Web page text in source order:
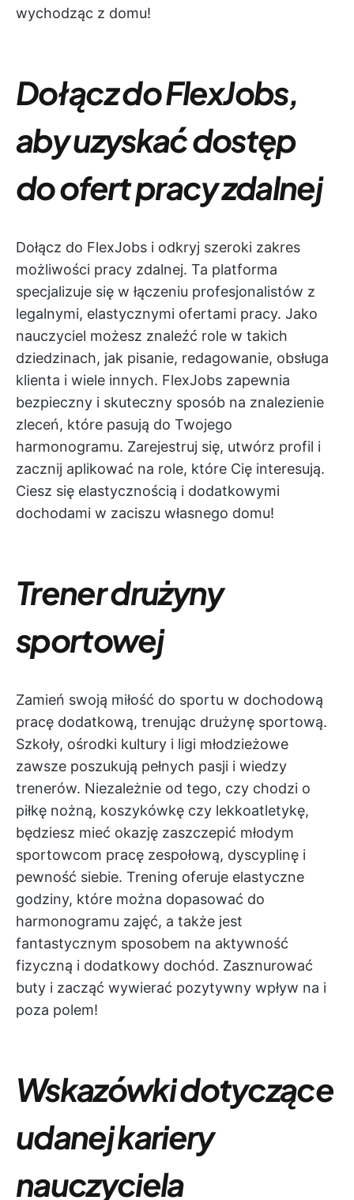
wychodząc z domu!
Dołącz do FlexJobs,
aby uzyskać dostęp
do ofert pracy zdalnej
Dołącz do FlexJobs i odkryj szeroki zakres
możliwości pracy zdalnej. Ta platforma
specjalizuje się w łączeniu profesjonalistów z
legalnymi, elastycznymi ofertami pracy. Jako
nauczyciel możesz znaleźć role w takich
dziedzinach, jak pisanie, redagowanie, obsługa
klienta i wiele innych. FlexJobs zapewnia
bezpieczny i skuteczny sposób na znalezienie
zleceń, które pasują do Twojego
harmonogramu. Zarejestruj się, utwórz profil i
zacznij aplikować na role, które Cię interesują.
Ciesz się elastycznością i dodatkowymi
dochodami w zaciszu własnego domu!
Trener drużyny
sportowej
Zamień swoją miłość do sportu w dochodową
pracę dodatkową, trenując drużynę sportową.
Szkoły, ośrodki kultury i ligi młodzieżowe
zawsze poszukują pełnych pasji i wiedzy
trenerów. Niezależnie od tego, czy chodzi o
piłkę nożną, koszykówkę czy lekkoatletykę,
będziesz mieć okazję zaszczepić młodym
sportowcom pracę zespołową, dyscyplinę i
pewność siebie. Trening oferuje elastyczne
godziny, które można dopasować do
harmonogramu zajęć, a także jest
fantastycznym sposobem na aktywność
fizyczną i dodatkowy dochód. Zasznurować
buty i zacząć wywierać pozytywny wpływ na i
poza polem!
Wskazówki dotyczące
udanej kariery
nauczyciela